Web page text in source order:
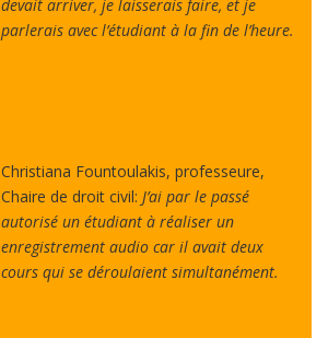
devait arriver, je laisserais faire, et je
parlerais avec l’étudiant à la fin de l’heure.
Christiana Fountoulakis, professeure,
Chaire de droit civil: J’ai par le passé
autorisé un étudiant à réaliser un
enregistrement audio car il avait deux
cours qui se déroulaient simultanément.